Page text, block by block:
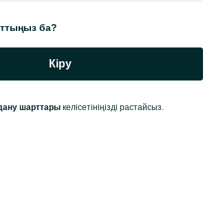
ба?
Кіру
шарттары келісетініңізді растайсыз.